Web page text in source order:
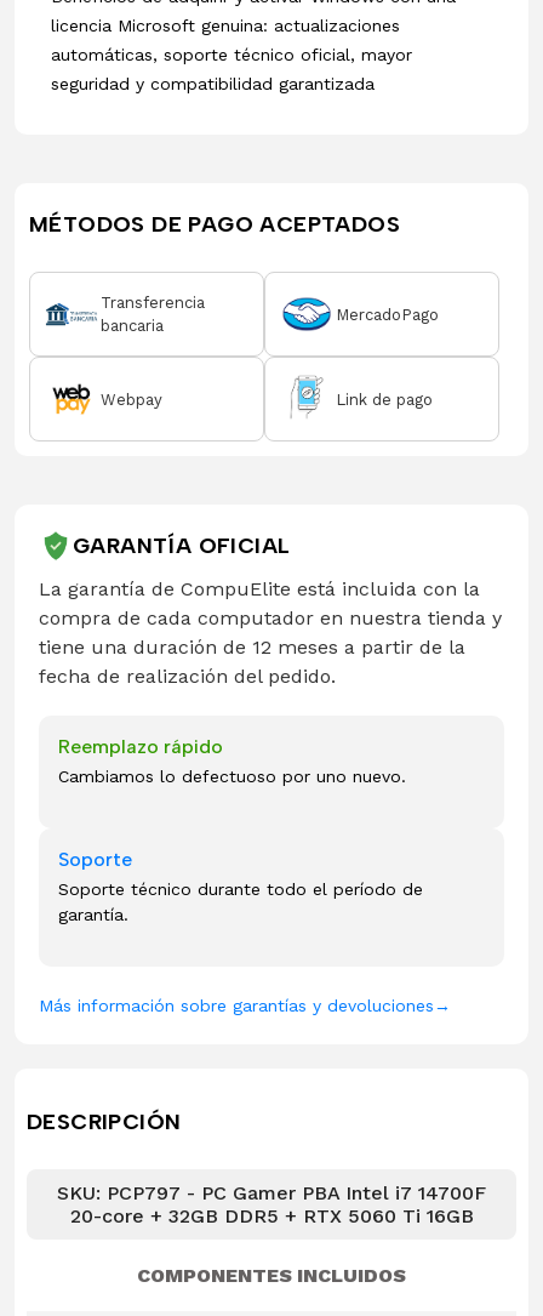
licencia Microsoft genuina: actualizaciones
automáticas, soporte técnico oficial, mayor
seguridad y compatibilidad garantizada
MÉTODOS DE PAGO ACEPTADOS
Transferencia
bancaria
MercadoPago
Webpay Link de pago
GARANTÍA OFICIAL
La garantía de CompuElite está incluida con la
compra de cada computador en nuestra tienda y
tiene una duración de 12 meses a partir de la
fecha de realización del pedido.
Reemplazo rápido
Cambiamos lo defectuoso por uno nuevo.
Soporte
Soporte técnico durante todo el período de
garantía.
Más información sobre garantías y devoluciones→
DESCRIPCIÓN
SKU: PCP797 - PC Gamer PBA Intel i7 14700F
20-core + 32GB DDR5 + RTX 5060 Ti 16GB
COMPONENTES INCLUIDOS